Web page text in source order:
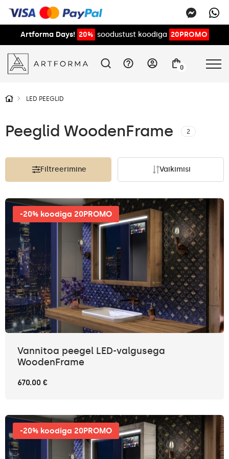
Artforma Days! 20% soodustust koodiga 20PROMO
0
LED PEEGLID
Peeglid WoodenFrame 2
Filtreerimine Vaikimisi
-20% koodiga 20PROMO
Vannitoa peegel LED-valgusega
WoodenFrame
670.00 €
-20% koodiga 20PROMO